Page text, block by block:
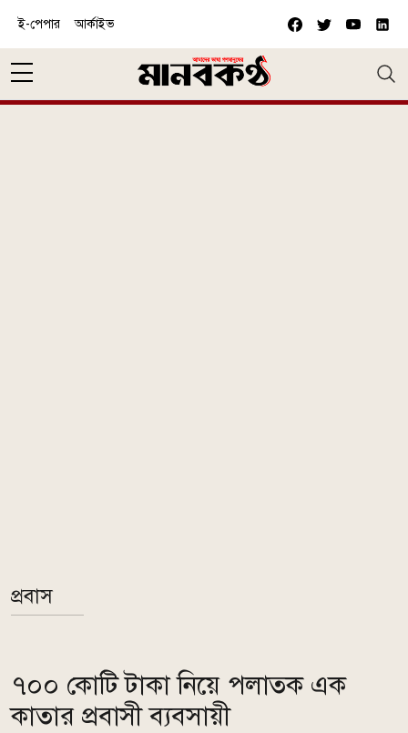
ই-পেপার আর্কাইভ
প্রবাস
৭০০ কোটি টাকা নিয়ে পলাতক এক
কাতার প্রবাসী ব্যবসায়ী